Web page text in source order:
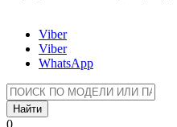
Viber
Viber
WhatsApp
Найти
0